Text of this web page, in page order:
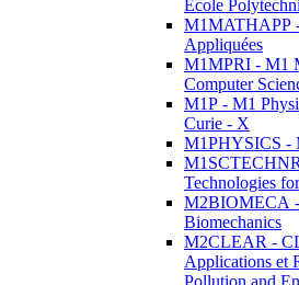
École
M1MATHAPP
Appliquées
M1MPRI - M1
Computer
M1P - M1
Curie - X
M1PHYSICS -
Technologies
M2BIOMECA
Biomechanics
M2CLEAR -
Applications et
Pollution and